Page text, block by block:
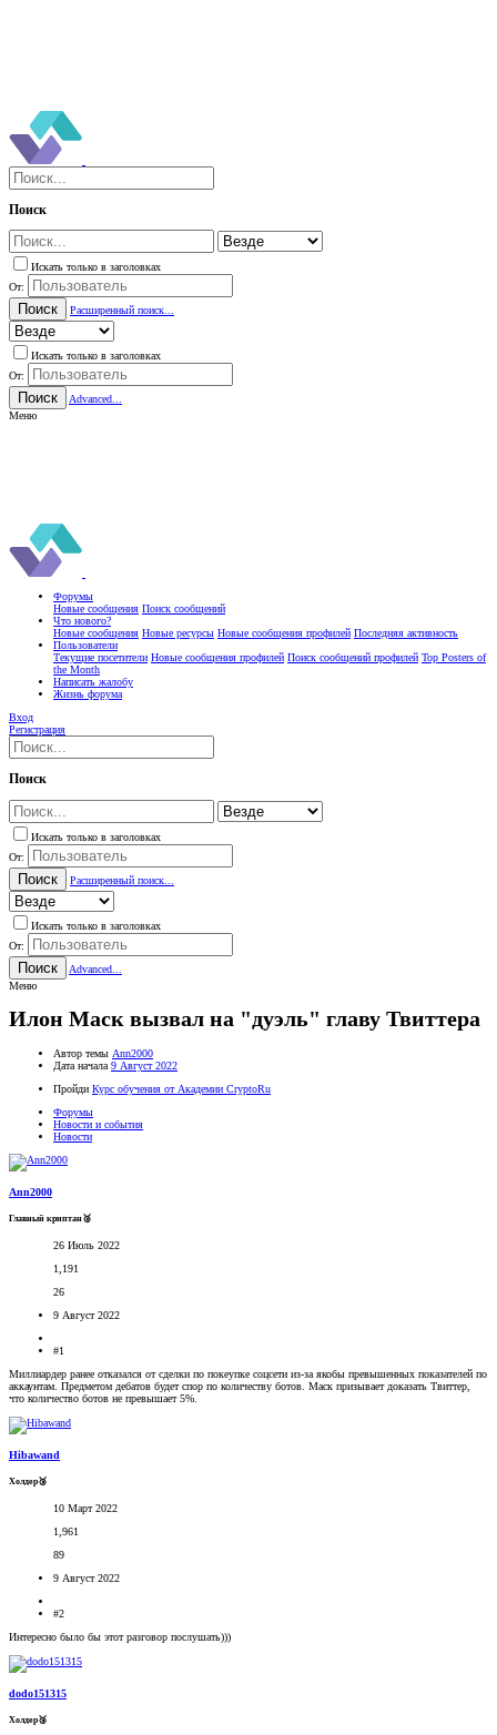
Поиск
Искать только в заголовках
От:
Поиск Расширенный поиск...
Искать только в заголовках
От:
Поиск
Advanced...
Меню
Форумы
Новые сообщения Поиск сообщений
Что нового?
Новые сообщения Новые ресурсы Новые сообщения профилей Последняя активность
Пользователи
Текущие посетители Новые сообщения профилей Поиск сообщений профилей Top Posters of
the Month
Написать жалобу
Жизнь форума
Вход
Регистрация
Поиск
Искать только в заголовках
От:
Поиск Расширенный поиск...
Искать только в заголовках
От:
Поиск
Advanced...
Меню
Илон Маск вызвал на "дуэль" главу Твиттера
Автор темы Ann2000
Дата начала 9 Август 2022
Пройди Курс обучения от Академии CryptoRu
Форумы
Новости и события
Новости
Ann2000
Главный криптан🥈
26 Июль 2022
1,191
26
9 Август 2022
#1
Миллиардер ранее отказался от сделки по покеупке соцсети из-за якобы превышенных показателей по
аккаунтам. Предметом дебатов будет спор по количеству ботов. Маск призывает доказать Твиттер,
что количество ботов не превышает 5%.
Hibawand
Холдер🥉
10 Март 2022
1,961
89
9 Август 2022
#2
Интересно было бы этот разговор послушать)))
dodo151315
Холдер🥉